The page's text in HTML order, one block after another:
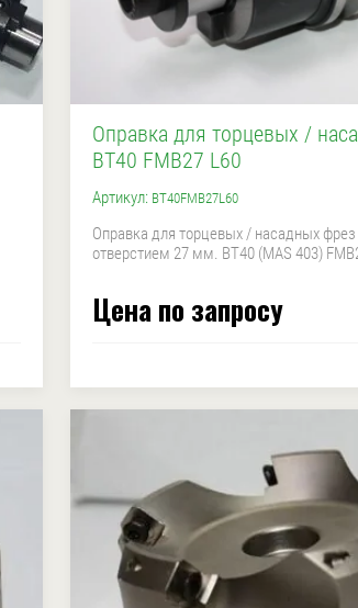
Оправка для торцевых /
BT40 FMB27 L60
Артикул: BT40FMB27L60
Оправка для торцевых / насадных
отверстием 27 мм. BT40 (MAS 403)
Цена по запросу